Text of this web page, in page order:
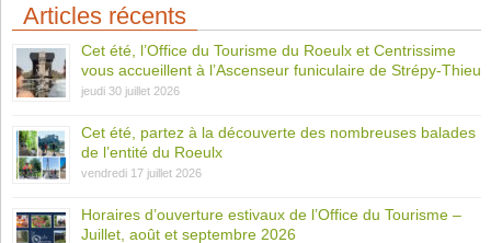
Articles récents
Cet été, l’Office du Tourisme du Roeulx et Centrissime
vous accueillent à l’Ascenseur funiculaire de Strépy-Thieu
jeudi 30 juillet 2026
Cet été, partez à la découverte des nombreuses balades
de l’entité du Roeulx
vendredi 17 juillet 2026
Horaires d’ouverture estivaux de l’Office du Tourisme –
Juillet, août et septembre 2026